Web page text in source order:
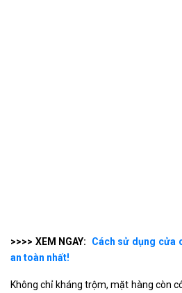
>>>> XEM NGAY: Cách sử dụng cửa
an toàn nhất!
Không chỉ kháng trộm, mặt hàng còn